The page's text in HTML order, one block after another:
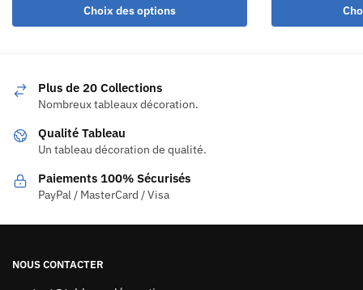
Choix des options
Plus de 20 Collections
Nombreux tableaux décoration.
Qualité Tableau
Un tableau décoration de qualité.
Paiements 100% Sécurisés
PayPal / MasterCard / Visa
NOUS CONTACTER